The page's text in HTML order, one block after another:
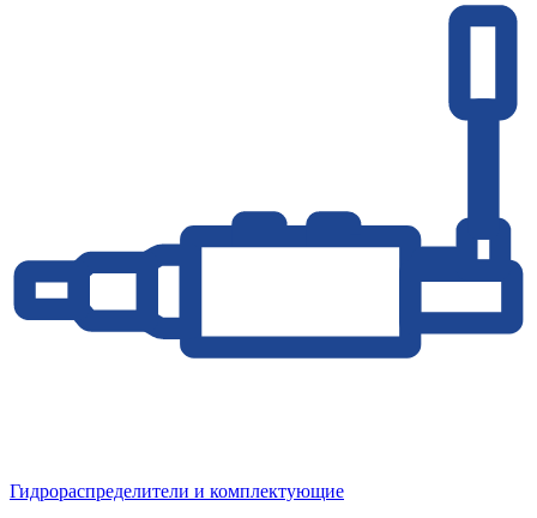
Гидрораспределители и комплектующие